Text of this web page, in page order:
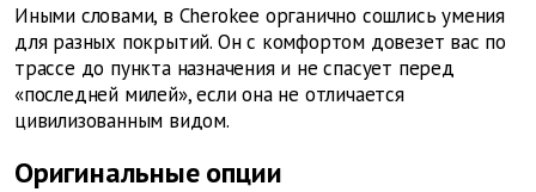
Иными словами, в Cherokee органично сошлись умения
для разных покрытий. Он с комфортом довезет вас по
трассе до пункта назначения и не спасует перед
«последней милей», если она не отличается
цивилизованным видом.
Оригинальные опции